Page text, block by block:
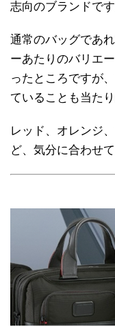
志向のブランドです
通常のバッグであ
ーあたりのバリエ
ったところですが
ていることも当たり
レッド、オレンジ
ど、気分に合わせ